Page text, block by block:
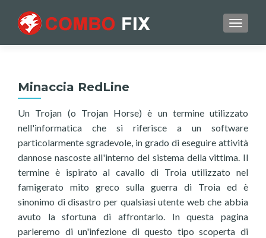
Minaccia RedLine
Un Trojan (o Trojan Horse) è un termine utilizzato
nell'informatica che si riferisce a un software
particolarmente sgradevole, in grado di eseguire attività
dannose nascoste all'interno del sistema della vittima. Il
termine è ispirato al cavallo di Troia utilizzato nel
famigerato mito greco sulla guerra di Troia ed è
sinonimo di disastro per qualsiasi utente web che abbia
avuto la sfortuna di affrontarlo. In questa pagina
parleremo di un'infezione di questo tipo scoperta di